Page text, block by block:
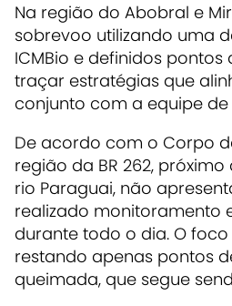
Na região do Abobral e
sobrevoo utilizando uma
ICMBio e definidos
traçar estratégias que
conjunto com a equipe de
De acordo com o Corpo
região da BR 262,
rio Paraguai, não
realizado monitoramento
durante todo o dia. O
restando apenas pontos
queimada, que segue